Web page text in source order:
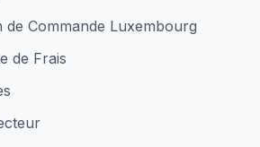
Commande Luxembourg
de Frais